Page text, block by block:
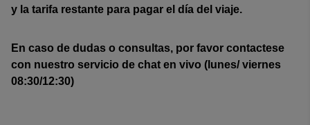
y la tarifa restante para pagar el día del viaje.
En caso de dudas o consultas, por favor contactese
con nuestro servicio de chat en vivo (lunes/ viernes
08:30/12:30)